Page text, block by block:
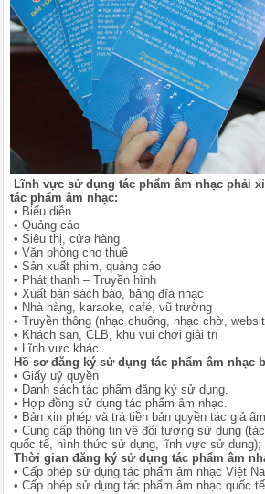
Lĩnh vực sử dụng tác phẩm âm nhạc phải
tác phẩm âm nhạc:
• Biểu diễn
• Quảng cáo
• Siêu thị, cửa hàng
• Văn phòng cho thuê
• Sản xuất phim, quảng cáo
• Phát thanh – Truyền hình
• Xuất bản sách báo, băng đĩa nhạc
• Nhà hàng, karaoke, café, vũ trường
• Truyền thông (nhạc chuông, nhạc chờ,
• Khách sạn, CLB, khu vui chơi giải trí
• Lĩnh vực khác.
Hồ sơ đăng ký sử dụng tác phẩm âm nhạc
• Giấy uỷ quyền
• Danh sách tác phẩm đăng ký sử dụng.
• Hợp đồng sử dụng tác phẩm âm nhạc.
• Bản xin phép và trả tiền bản quyền tác giả
• Cung cấp thông tin về đối tượng sử dụng
quốc tế, hình thức sử dụng, lĩnh vực sử dụng);
Thời gian đăng ký sử dụng tác phẩm âm
• Cấp phép sử dụng tác phẩm âm nhạc Việt
• Cấp phép sử dụng tác phẩm âm nhạc quốc